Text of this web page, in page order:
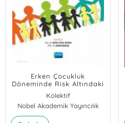
Erken Çocukluk
Döneminde Risk Altındaki
Çocuklar ve Eğitimi
Kolektif
Nobel Akademik Yayıncılık